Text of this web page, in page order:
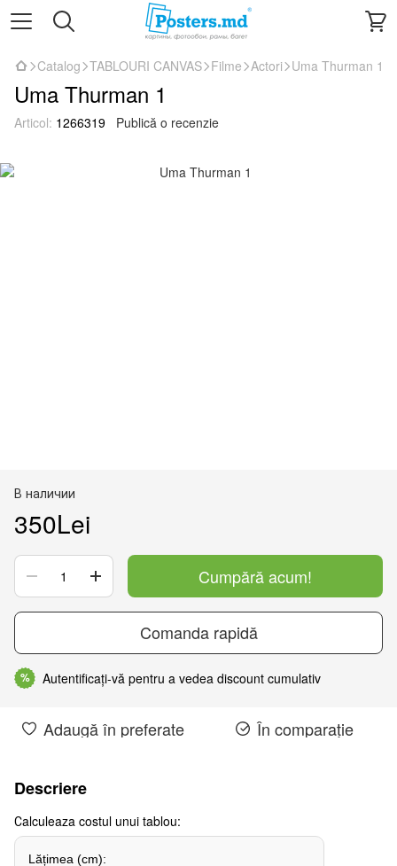
Catalog TABLOURI CANVAS Filme Actori Uma Thurman 1
Uma Thurman 1
Articol: 1266319 Publică o recenzie
В наличии
350Lei
Cumpără acum!
Comanda rapidă
% Autentificați-vă pentru a vedea discount cumulativ
Adaugă în preferate În comparație
Descriere
Сalculeaza costul unui tablou:
Lățimea (сm):